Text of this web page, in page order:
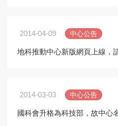
2014-04-09 中心公告
地科推動中心新版網頁上線，
2014-03-03 中心公告
國科會升格為科技部，故中心